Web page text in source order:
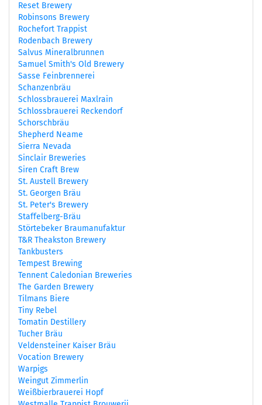
Reset Brewery
Robinsons Brewery
Rochefort Trappist
Rodenbach Brewery
Salvus Mineralbrunnen
Samuel Smith's Old Brewery
Sasse Feinbrennerei
Schanzenbräu
Schlossbrauerei Maxlrain
Schlossbrauerei Reckendorf
Schorschbräu
Shepherd Neame
Sierra Nevada
Sinclair Breweries
Siren Craft Brew
St. Austell Brewery
St. Georgen Bräu
St. Peter's Brewery
Staffelberg-Bräu
Störtebeker Braumanufaktur
T&R Theakston Brewery
Tankbusters
Tempest Brewing
Tennent Caledonian Breweries
The Garden Brewery
Tilmans Biere
Tiny Rebel
Tomatin Destillery
Tucher Bräu
Veldensteiner Kaiser Bräu
Vocation Brewery
Warpigs
Weingut Zimmerlin
Weißbierbrauerei Hopf